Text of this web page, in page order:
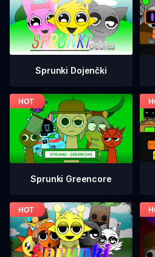
Sprunki Dojenčki
Sprunki Greencore